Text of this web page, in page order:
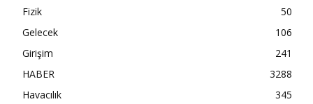
Fizik
50
Gelecek
106
Girişim
241
HABER
3288
Havacılık
345